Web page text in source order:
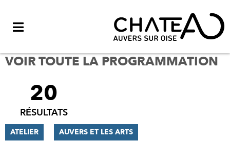
VOIR TOUTE LA PROGRAMMATION
FILTRER
RÉSULTATS
20
RÉSULTATS
ATELIER AUVERS ET LES ARTS